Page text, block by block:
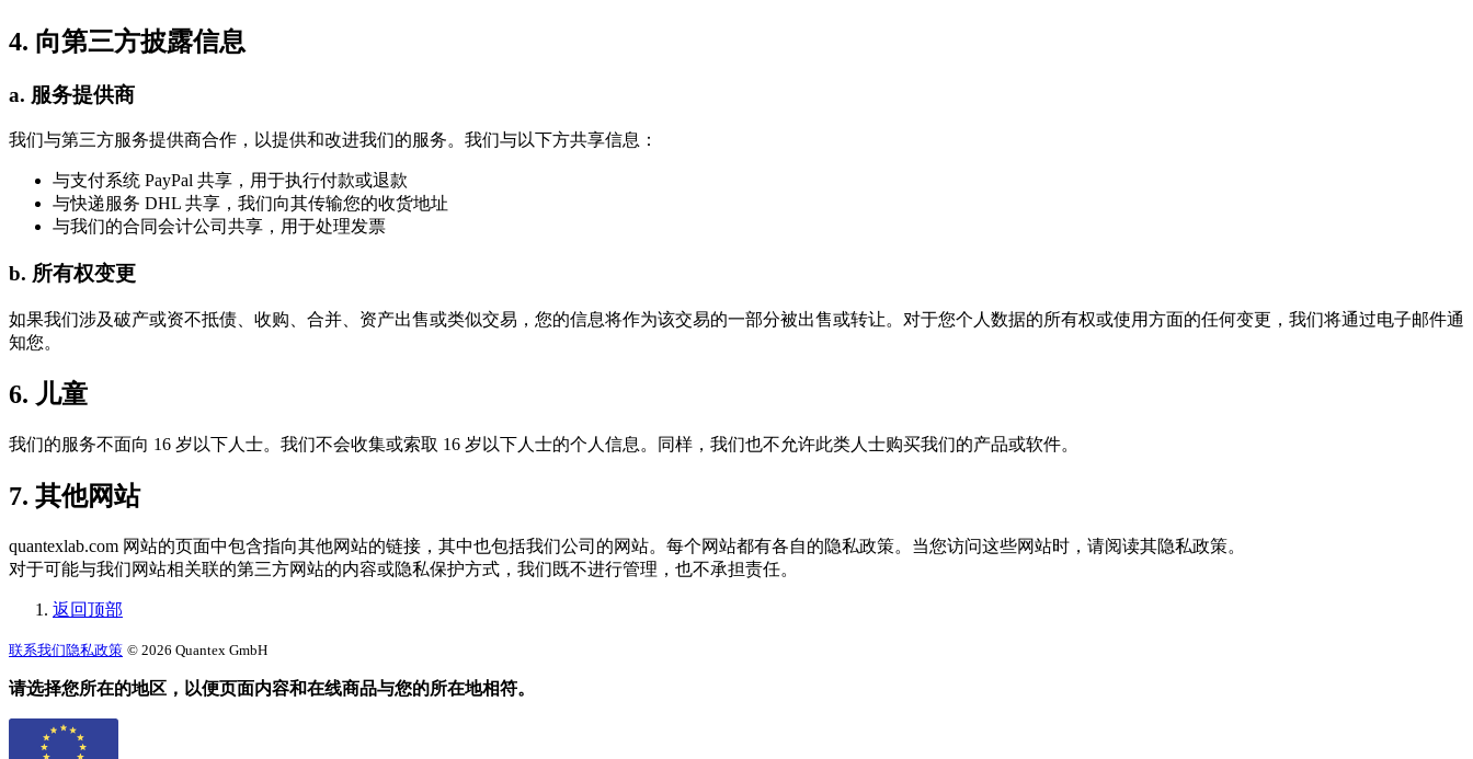
4. 向第三方披露信息
a. 服务提供商
我们与第三方服务提供商合作，以提供和改进我们的服务。我们与以下方共享信息：
与支付系统 PayPal 共享，用于执行付款或退款
与快递服务 DHL 共享，我们向其传输您的收货地址
与我们的合同会计公司共享，用于处理发票
b. 所有权变更
如果我们涉及破产或资不抵债、收购、合并、资产出售或类似交易，您的信息将作为该交易的一部分被出售或转让。对于您个人数据的所有权或使用方面的任何变更，我们将通过电子邮件通
知您。
6. 儿童
我们的服务不面向 16 岁以下人士。我们不会收集或索取 16 岁以下人士的个人信息。同样，我们也不允许此类人士购买我们的产品或软件。
7. 其他网站
quantexlab.com 网站的页面中包含指向其他网站的链接，其中也包括我们公司的网站。每个网站都有各自的隐私政策。当您访问这些网站时，请阅读其隐私政策。
对于可能与我们网站相关联的第三方网站的内容或隐私保护方式，我们既不进行管理，也不承担责任。
返回顶部
联系我们隐私政策 © 2026 Quantex GmbH
请选择您所在的地区，以便页面内容和在线商品与您的所在地相符。